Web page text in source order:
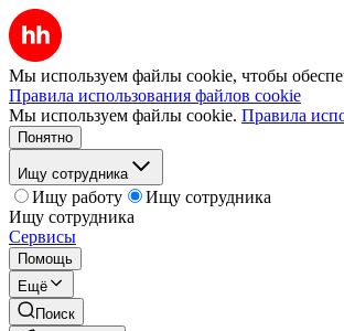
Мы используем файлы cookie, чтобы
Правила использования файлов cookie
Мы используем файлы cookie. Правила
Понятно
Ищу сотрудника
Ищу работу
Ищу сотрудника
Ищу сотрудника
Сервисы
Помощь
Ещё
Поиск